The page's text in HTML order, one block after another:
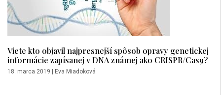
Viete kto objavil najpresnejší spôsob opravy genetickej
informácie zapísanej v DNA známej ako CRISPR/Cas9?
18. marca 2019 Eva Miadoková